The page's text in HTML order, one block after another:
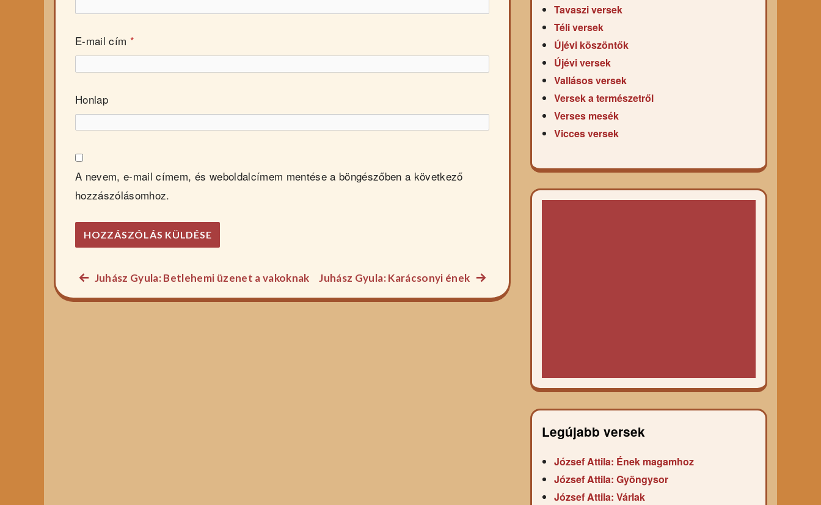
E-mail cím *
Honlap
A nevem, e-mail címem, és weboldalcímem mentése a böngészőben a következő
hozzászólásomhoz.
Bejegyzés
Előző
főzelék
Juhász Gyula: Betlehemi üzenet a vakoknak Juhász Gyula: Karácsonyi ének Következő
főzelék
Tavaszi versek
Téli versek
Újévi köszöntők
Újévi versek
Vallásos versek
Versek a természetről
Verses mesék
Vicces versek
Legújabb versek
József Attila: Ének magamhoz
József Attila: Gyöngysor
József Attila: Várlak